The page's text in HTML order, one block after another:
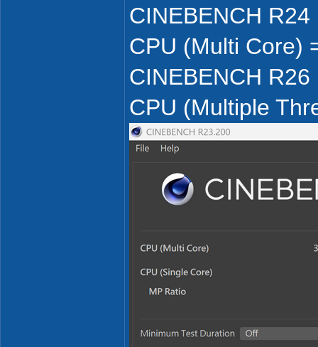
CINEBENCH R24
CPU (Multi Core)
CINEBENCH R26
CPU (Multiple